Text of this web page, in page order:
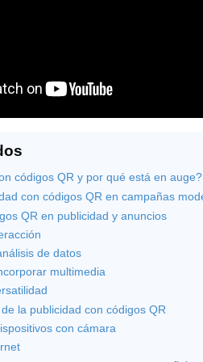
códigos QR y por qué está en auge?
con códigos QR en campañas
QR en publicidad y anuncios
de datos
multimedia
la publicidad con códigos QR
con cámara